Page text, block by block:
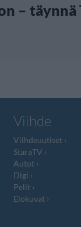
– täynnä
Viihde
Viihdeuutiset
StaraTV
Autot
Digi
Pelit
Elokuvat